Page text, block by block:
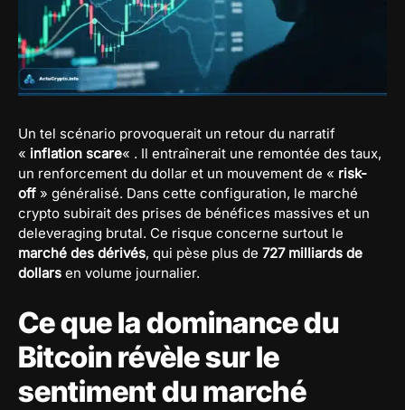
Un tel scénario provoquerait un retour du narratif
« inflation scare« . Il entraînerait une remontée des taux,
un renforcement du dollar et un mouvement de « risk-
off » généralisé. Dans cette configuration, le marché
crypto subirait des prises de bénéfices massives et un
deleveraging brutal. Ce risque concerne surtout le
marché des dérivés, qui pèse plus de 727 milliards de
dollars en volume journalier.
Ce que la dominance du
Bitcoin révèle sur le
sentiment du marché